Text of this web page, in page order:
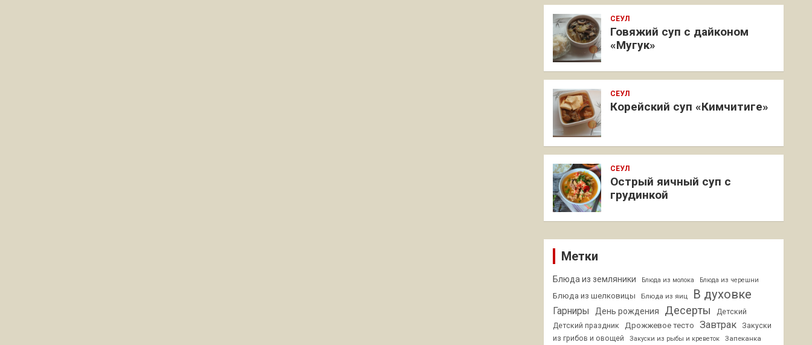
СЕУЛ
Говяжий суп с дайконом
«Мугук»
СЕУЛ
Корейский суп «Кимчитиге»
СЕУЛ
Острый яичный суп с
грудинкой
Метки
Блюда из земляники Блюда из молока Блюда из черешни
Блюда из шелковицы Блюда из яиц В духовке
Гарниры День рождения Десерты
Детский
Детский праздник
Дрожжевое тесто Завтрак
Закуски
из грибов и овощей
Закуски из рыбы и креветок Запеканка